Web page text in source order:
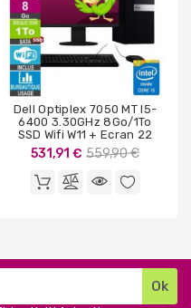
Dell Optiplex 7050 MT I5-
6400 3.30GHz 8Go/1To
SSD Wifi W11 + Ecran 22
531,91 € Prix
base
559,90 €